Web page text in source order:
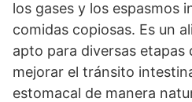
los gases y los espasmos
comidas copiosas. Es un
apto para diversas etapas
mejorar el tránsito
estomacal de manera